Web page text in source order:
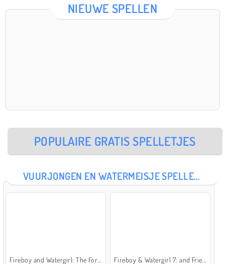
NIEUWE SPELLEN
POPULAIRE GRATIS SPELLETJES
VUURJONGEN EN WATERMEISJE SPELLETJES